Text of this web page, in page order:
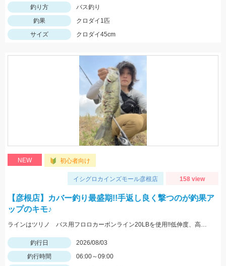
釣り方
バス釣り
釣果
クロダイ1匹
サイズ
クロダイ45cm
NEW 初心者向け
イシグロカインズモール彦根店 158 view
【彦根店】カバー釣り最盛期!!手返し良く撃つのが釣果ア
ップのキモ♪
ラインはツリノ バス用フロロカーボンライン20LBを使用!!低伸度、高強度でカバーの釣りはこれで決まり♪
釣行日
2026/08/03
釣行時間
06:00～09:00